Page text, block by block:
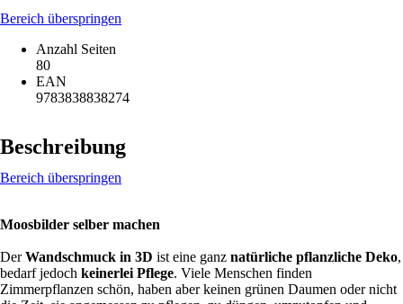
Bereich überspringen
Anzahl Seiten
80
EAN
9783838838274
Beschreibung
Bereich überspringen
Moosbilder selber machen
DerWandschmuck in 3D ist eine ganz natürliche pflanzliche Deko,
bedarf jedoch keinerlei Pflege. Viele Menschen finden
Zimmerpflanzen schön, haben aber keinen grünen Daumen oder nicht